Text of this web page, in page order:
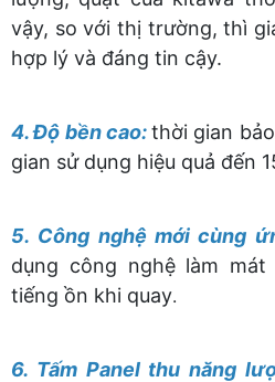
vậy, so với thị trường, thì
hợp lý và đáng tin cậy.
4. Độ bền cao:thời gian
gian sử dụng hiệu quả đến
5. Công nghệ mới cùng
dụng công nghệ làm
tiếng ồn khi quay.
6. Tấm Panel thu năng